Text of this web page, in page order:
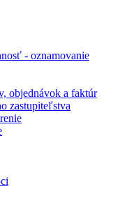
- oznamovanie
objednávok a faktúr
zastupiteľstva